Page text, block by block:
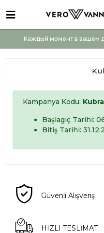
Каждый момент в вашем
Kampanya Kodu:
Başlagıç Tarihi:
Bitiş Tarihi:
Güvenli Alışveriş
HIZLI TESLİMAT